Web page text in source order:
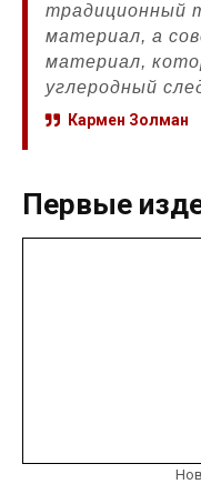
традиционный
материал, а
материал,
углеродный
Кармен Золман
Первые